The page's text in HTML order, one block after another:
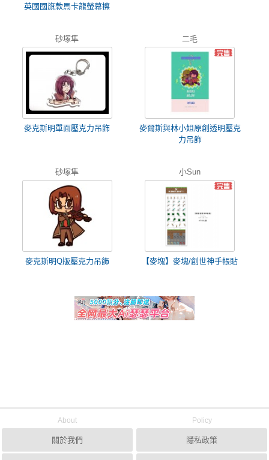
英國國旗款馬卡龍螢幕擦
砂塚隼
麥克斯明單面壓克力吊飾
二毛
麥爾斯與林小姐原創透明壓克
力吊飾
砂塚隼
麥克斯明Q版壓克力吊飾
小Sun
【麥塊】麥塊/創世神手帳貼
About
關於我們
Policy
隱私政策